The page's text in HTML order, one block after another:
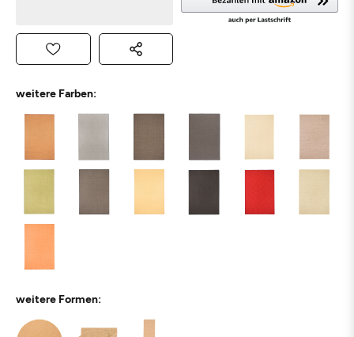
weitere Farben:
weitere Formen: